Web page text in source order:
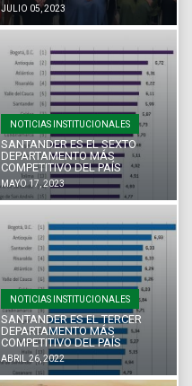
JULIO 05, 2023
NOTICIAS INSTITUCIONALES
SANTANDER ES EL SEXTO
DEPARTAMENTO MÁS
COMPETITIVO DEL PAÍS
MAYO 17, 2023
NOTICIAS INSTITUCIONALES
SANTANDER ES EL TERCER
DEPARTAMENTO MÁS
COMPETITIVO DEL PAÍS
ABRIL 26, 2022